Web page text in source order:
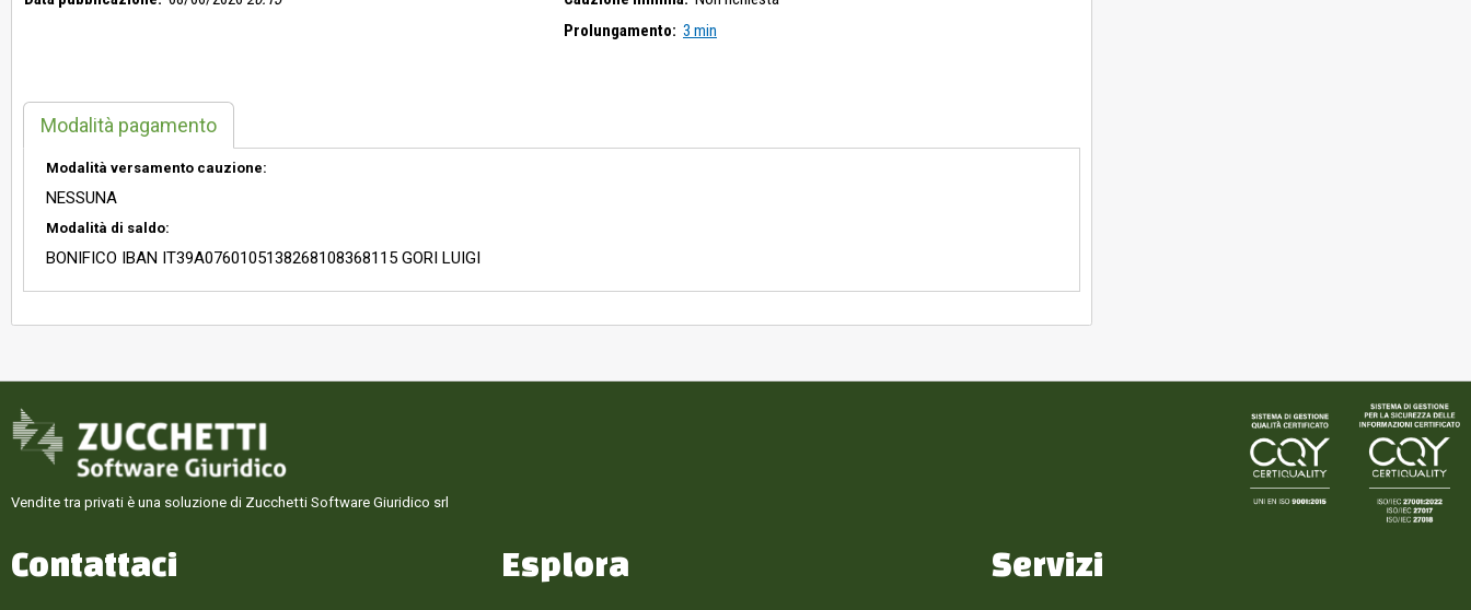
Prolungamento: 3 min
Modalità pagamento
Modalità versamento cauzione:
NESSUNA
Modalità di saldo:
BONIFICO IBAN IT39A0760105138268108368115 GORI LUIGI
Vendite tra privati è una soluzione di Zucchetti Software Giuridico srl
Contattaci Esplora Servizi